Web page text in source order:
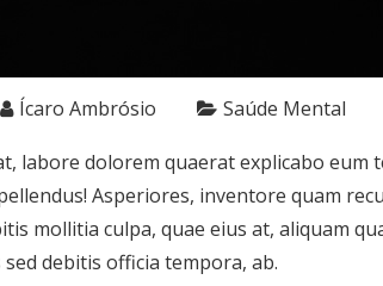
Ícaro Ambrósio Saúde Mental
labore dolorem quaerat explicabo eum
Asperiores, inventore quam
mollitia culpa, quae eius at, aliquam
debitis officia tempora, ab.